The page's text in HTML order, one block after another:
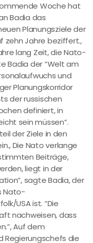
Woche hat
Badia das
Planungsziele der
zehn Jahre beziffert.,
lang Zeit, die Nato-
Badia der “Welt am
und
Planungskorridor
der russischen
definiert, in
sein müssen”.
der Ziele in den
Die Nato verlange
Beiträge,
liegt in der
sagte Badia, der
Nato-
USA ist. “Die
nachweisen, dass
Auf dem
die